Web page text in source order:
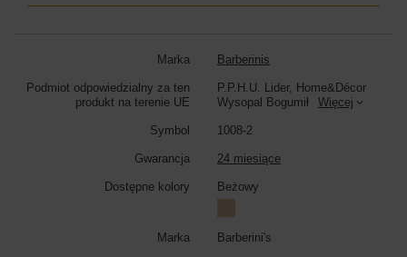
Wymiary torebki:wysokość 29cm, szerokość 48cm (góra) / 33cm
Marka Barberinis
Podmiot odpowiedzialny za ten
produkt na terenie UE
P.P.H.U. Lider, Home&Décor
Wysopal Bogumił
Więcej
Symbol 1008-2
Gwarancja 24 miesiące
Dostępne kolory Beżowy
Marka Barberini's